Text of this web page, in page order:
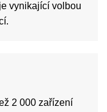
vynikající volbou
2 000 zařízení